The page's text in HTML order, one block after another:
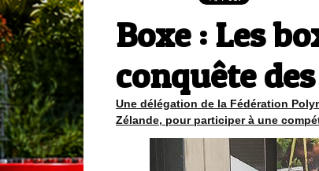
Boxe : Les
conquête
Une délégation de la Fédération
Zélande, pour participer à une